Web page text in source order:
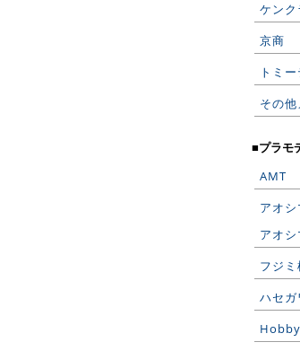
ケンク
京商
トミ
その
■プラモ
AMT
アオシ
アオ
フジミ
ハセガ